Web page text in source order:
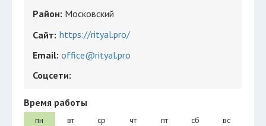
Район: Московский
Сайт: https://rityal.pro/
Email: office@rityal.pro
Соцсети:
Время работы
пн вт ср чт пт сб вс